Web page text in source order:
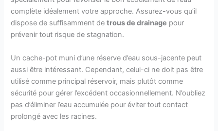
complète idéalement votre approche. Assurez-vous qu’il
dispose de suffisamment detrous de drainage pour
prévenir tout risque de stagnation.
Un cache-pot muni d’une réserve d’eau sous-jacente peut
aussi être intéressant. Cependant, celui-ci ne doit pas être
utilisé comme principal réservoir, mais plutôt comme
sécurité pour gérer l’excédent occasionnellement. N’oubliez
pas d’éliminer l’eau accumulée pour éviter tout contact
prolongé avec les racines.